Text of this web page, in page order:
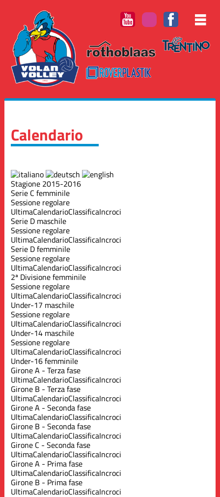
Calendario
Stagione 2015-2016
Serie C femminile
Sessione regolare
UltimaCalendarioClassificaIncroci
Serie D maschile
Sessione regolare
UltimaCalendarioClassificaIncroci
Serie D femminile
Sessione regolare
UltimaCalendarioClassificaIncroci
2ª Divisione femminile
Sessione regolare
UltimaCalendarioClassificaIncroci
Under-17 maschile
Sessione regolare
UltimaCalendarioClassificaIncroci
Under-14 maschile
Sessione regolare
UltimaCalendarioClassificaIncroci
Under-16 femminile
Girone A - Terza fase
UltimaCalendarioClassificaIncroci
Girone B - Terza fase
UltimaCalendarioClassificaIncroci
Girone A - Seconda fase
UltimaCalendarioClassificaIncroci
Girone B - Seconda fase
UltimaCalendarioClassificaIncroci
Girone C - Seconda fase
UltimaCalendarioClassificaIncroci
Girone A - Prima fase
UltimaCalendarioClassificaIncroci
Girone B - Prima fase
UltimaCalendarioClassificaIncroci